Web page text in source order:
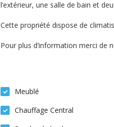
l’extérieur, une salle de bain et
Cette propriété dispose de
Pour plus d’information merci de
Meublé
Chauffage Central